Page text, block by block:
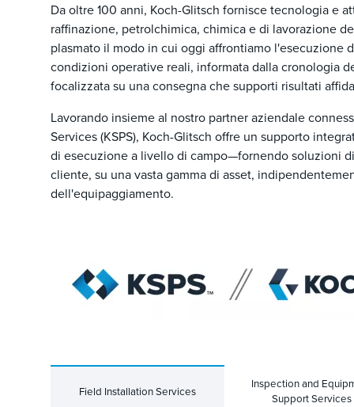
Da oltre 100 anni, Koch-Glitsch fornisce tecnologia e
raffinazione, petrolchimica, chimica e di lavorazione
plasmato il modo in cui oggi affrontiamo l'esecuzione
condizioni operative reali, informata dalla cronologia
focalizzata su una consegna che supporti risultati
Lavorando insieme al nostro partner aziendale
Services (KSPS), Koch-Glitsch offre un supporto
di esecuzione a livello di campo—fornendo soluzioni
cliente, su una vasta gamma di asset,
dell'equipaggiamento.
Field Installation Services
Inspection and
Support Services